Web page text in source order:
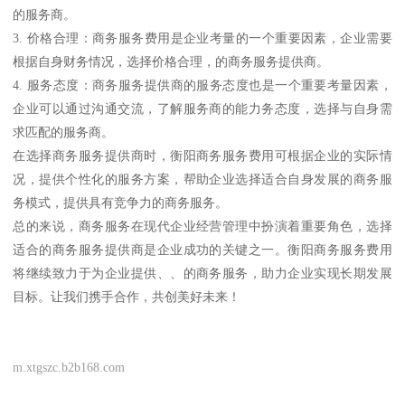
的服务商。
3. 价格合理：商务服务费用是企业考量的一个重要因素，企业需要
根据自身财务情况，选择价格合理，的商务服务提供商。
4. 服务态度：商务服务提供商的服务态度也是一个重要考量因素，
企业可以通过沟通交流，了解服务商的能力务态度，选择与自身需
求匹配的服务商。
在选择商务服务提供商时，衡阳商务服务费用可根据企业的实际情
况，提供个性化的服务方案，帮助企业选择适合自身发展的商务服
务模式，提供具有竞争力的商务服务。
总的来说，商务服务在现代企业经营管理中扮演着重要角色，选择
适合的商务服务提供商是企业成功的关键之一。衡阳商务服务费用
将继续致力于为企业提供、、的商务服务，助力企业实现长期发展
目标。让我们携手合作，共创美好未来！
m.xtgszc.b2b168.com